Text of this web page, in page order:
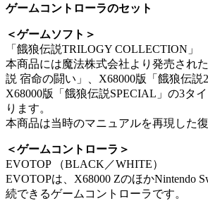
ゲームコントローラのセット
＜ゲームソフト＞
「餓狼伝説TRILOGY COLLECTION」
本商品には魔法株式会社より発売され
説 宿命の闘い」、X68000版「餓狼伝説
X68000版「餓狼伝説SPECIAL」の3タ
ります。
本商品は当時のマニュアルを再現した
＜ゲームコントローラ＞
EVOTOP （BLACK／WHITE）
EVOTOPは、X68000 ZのほかNintendo
続できるゲームコントローラです。